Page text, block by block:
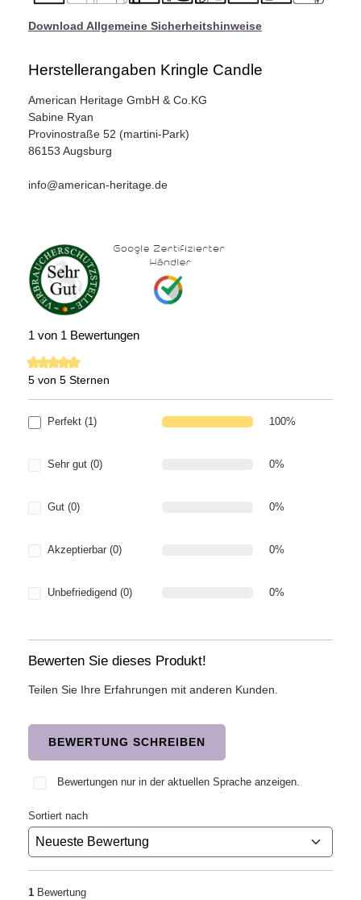
Download Allgemeine Sicherheitshinweise
Herstellerangaben Kringle Candle
American Heritage GmbH & Co.KG
Sabine Ryan
Provinostraße 52 (martini-Park)
86153 Augsburg
info@american-heritage.de
1 von 1 Bewertungen
Durchschnittliche Bewertung von 5 von 5 Sternen
5 von 5 Sternen
Perfekt (1) 100%
Sehr gut (0) 0%
Gut (0) 0%
Akzeptierbar (0) 0%
Unbefriedigend (0) 0%
Bewerten Sie dieses Produkt!
Teilen Sie Ihre Erfahrungen mit anderen Kunden.
BEWERTUNG SCHREIBEN
Bewertungen nur in der aktuellen Sprache anzeigen.
Sortiert nach
1 Bewertung